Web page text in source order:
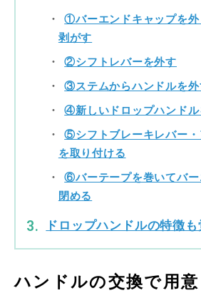
①バーエンドキャップを外
剥がす
②シフトレバーを外す
③ステムからハンドルを外
④新しいドロップハンドル
⑤シフトブレーキレバー
を取り付ける
⑥バーテープを巻いてバー
閉める
ドロップハンドルの特徴
ハンドルの交換で用